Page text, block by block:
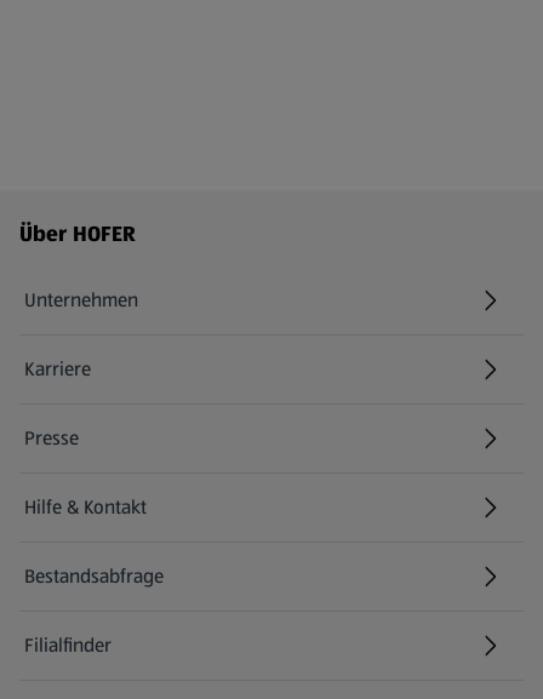
Fußzeilenmenü - weitere Links
Über HOFER
Unternehmen
Karriere
(öffnet in einem neuen Tab)
Presse
Hilfe & Kontakt
(öffnet in einem neuen Tab)
Bestandsabfrage
(öffnet in einem neuen Tab)
Filialfinder